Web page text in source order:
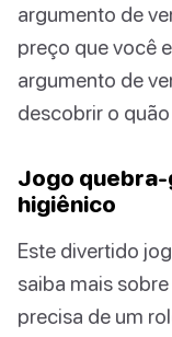
argumento de
preço que você
argumento de
descobrir o
Jogo quebra-
higiênico
Este divertido
saiba mais
precisa de um